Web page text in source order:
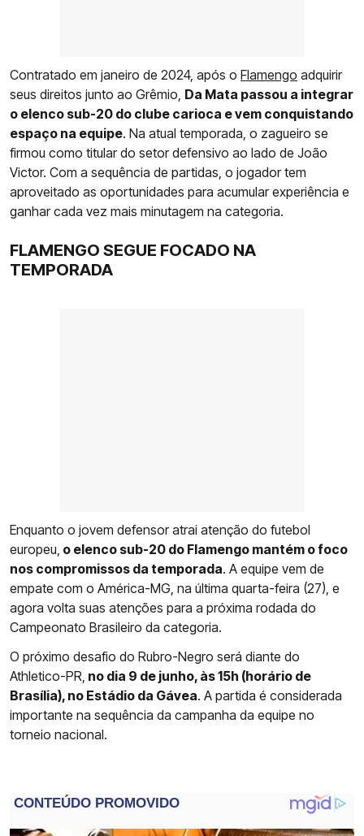
Contratado em janeiro de 2024, após o Flamengo adquirir
seus direitos junto ao Grêmio, Da Mata passou a integrar
o elenco sub-20 do clube carioca e vem conquistando
espaço na equipe. Na atual temporada, o zagueiro se
firmou como titular do setor defensivo ao lado de João
Victor. Com a sequência de partidas, o jogador tem
aproveitado as oportunidades para acumular experiência e
ganhar cada vez mais minutagem na categoria.
FLAMENGO SEGUE FOCADO NA
TEMPORADA
Enquanto o jovem defensor atrai atenção do futebol
europeu, o elenco sub-20 do Flamengo mantém o foco
nos compromissos da temporada. A equipe vem de
empate com o América-MG, na última quarta-feira (27), e
agora volta suas atenções para a próxima rodada do
Campeonato Brasileiro da categoria.
O próximo desafio do Rubro-Negro será diante do
Athletico-PR, no dia 9 de junho, às 15h (horário de
Brasília), no Estádio da Gávea. A partida é considerada
importante na sequência da campanha da equipe no
torneio nacional.